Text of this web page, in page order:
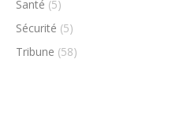
Santé (5)
Sécurité (5)
Tribune (58)